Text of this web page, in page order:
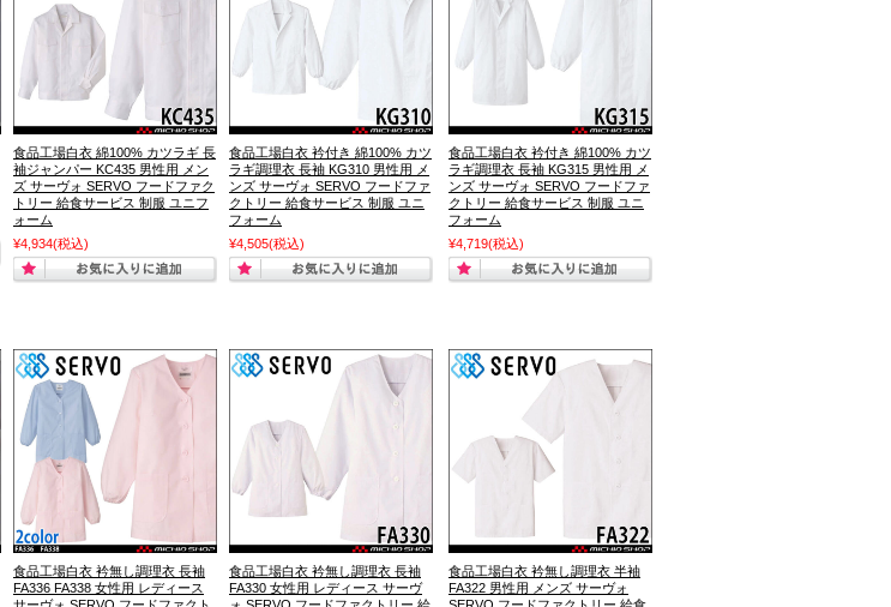
食品工場白衣 綿100% カツラギ 長
袖ジャンパー KC435 男性用 メン
ズ サーヴォ SERVO フードファク
トリー 給食サービス 制服 ユニフ
ォーム
¥4,934(税込)
食品工場白衣 衿付き 綿100% カツ
ラギ調理衣 長袖 KG310 男性用 メ
ンズ サーヴォ SERVO フードファ
クトリー 給食サービス 制服 ユニ
フォーム
¥4,505(税込)
食品工場白衣 衿付き 綿100% カツ
ラギ調理衣 長袖 KG315 男性用 メ
ンズ サーヴォ SERVO フードファ
クトリー 給食サービス 制服 ユニ
フォーム
¥4,719(税込)
食品工場白衣 衿無し調理衣 長袖
FA336 FA338 女性用 レディース
食品工場白衣 衿無し調理衣 長袖
FA330 女性用 レディース サーヴ
食品工場白衣 衿無し調理衣 半袖
FA322 男性用 メンズ サーヴォ